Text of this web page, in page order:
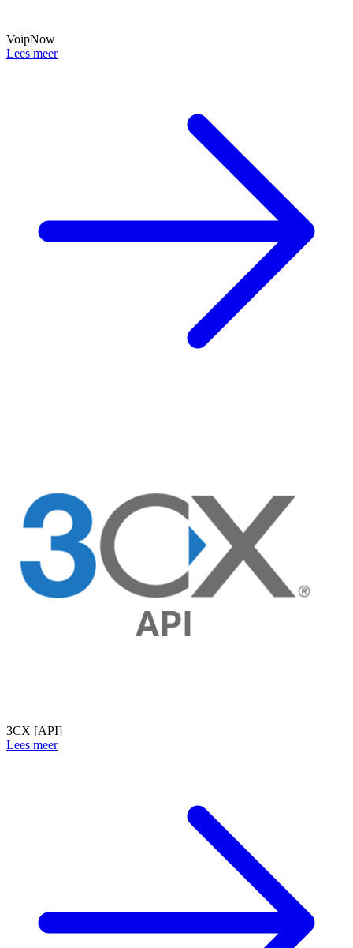
VoipNow
Lees meer
3CX [API]
Lees meer